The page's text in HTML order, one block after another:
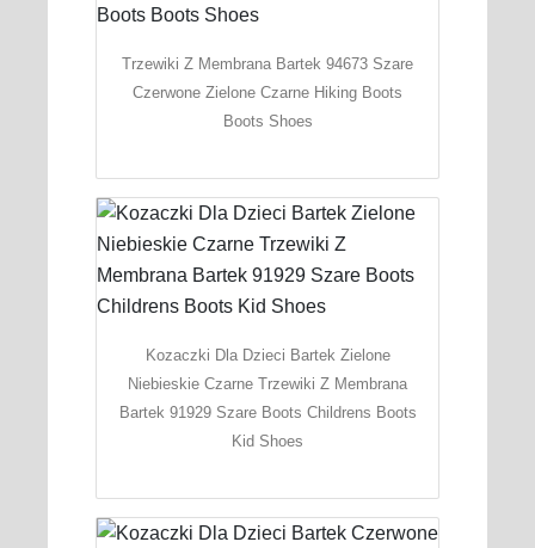
Trzewiki Z Membrana Bartek 94673 Szare
Czerwone Zielone Czarne Hiking Boots
Boots Shoes
Kozaczki Dla Dzieci Bartek Zielone
Niebieskie Czarne Trzewiki Z Membrana
Bartek 91929 Szare Boots Childrens Boots
Kid Shoes